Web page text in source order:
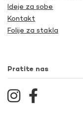
Ideje za sobe
Kontakt
Folije za stakla
Pratite nas